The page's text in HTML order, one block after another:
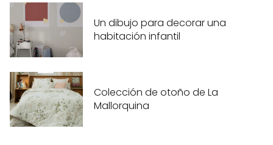
Un dibujo para decorar una
habitación infantil
Colección de otoño de La
Mallorquina